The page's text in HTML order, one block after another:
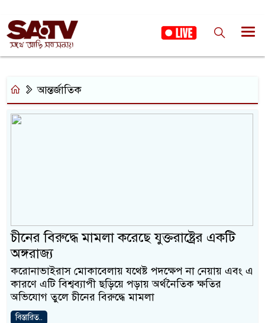
আন্তর্জাতিক
চীনের বিরুদ্ধে মামলা করেছে যুক্তরাষ্ট্রের একটি
অঙ্গরাজ্য
করোনাভাইরাস মোকাবেলায় যথেষ্ট পদক্ষেপ না নেয়ায় এবং এ
কারণে এটি বিশ্বব্যাপী ছড়িয়ে পড়ায় অর্থনৈতিক ক্ষতির
অভিযোগ তুলে চীনের বিরুদ্ধে মামলা
বিস্তারিত..